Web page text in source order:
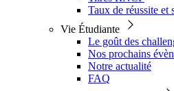
Taux de réussite et
Vie Étudiante
Le goût des
Nos prochains
Notre actualité
FAQ